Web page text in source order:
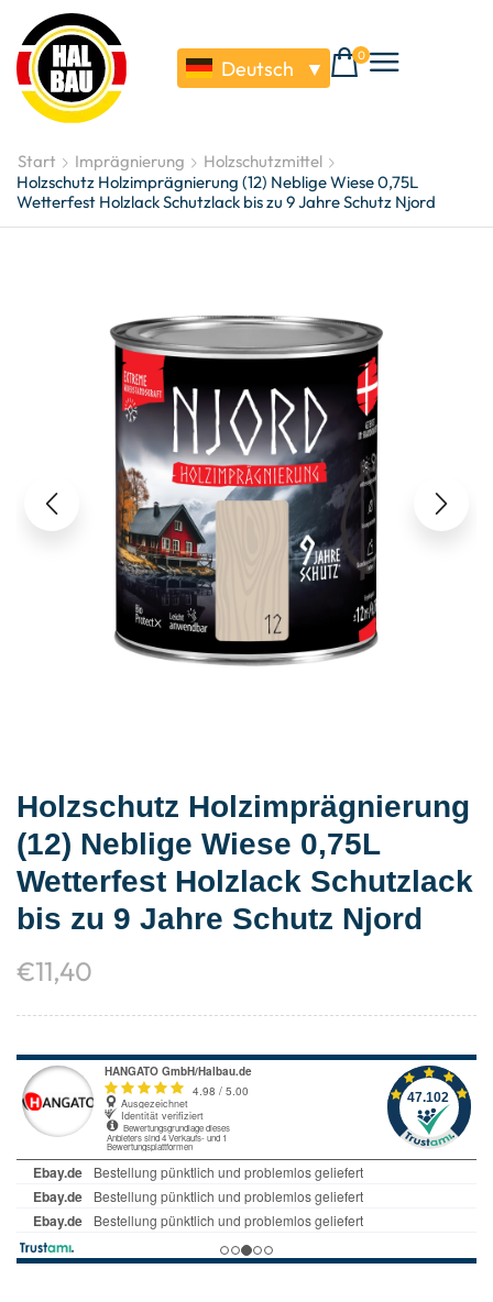
Deutsch ▼
0
Start Imprägnierung
Holzschutzmittel
Holzschutz Holzimprägnierung (12) Neblige Wiese 0,75L
Wetterfest Holzlack Schutzlack bis zu 9 Jahre Schutz Njord
Holzschutz Holzimprägnierung
(12) Neblige Wiese 0,75L
Wetterfest Holzlack Schutzlack
bis zu 9 Jahre Schutz Njord
€11,40